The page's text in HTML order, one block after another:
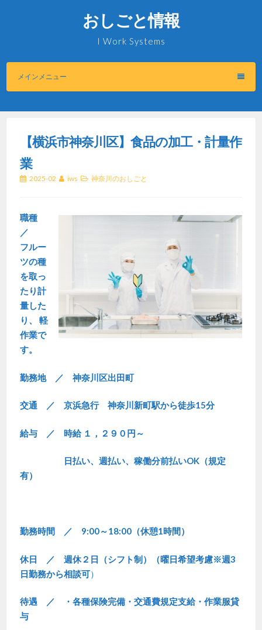
ツ
ス
キ
おしごと情報
I Work Systems
メインメニュー
【横浜市神奈川区】食品の加工・計量作
業
2025-02 iws 神奈川のおしごと
職種
／
フルー
ツの種
を取っ
たり計
量した
り、 軽
作業で
す。
勤務地 ／ 神奈川区出田町
交通 ／ 京浜急行 神奈川新町駅から徒歩15分
給与 ／ 時給 １，２９０円～
日払い、週払い、稼働分前払いOK（規定
有）
勤務時間 ／ 9:00～18:00（休憩1時間）
休日 ／ 週休２日（シフト制）（曜日希望考慮※週3
日勤務から相談可）
待遇 ／ ・各種保険完備・交通費規定支給・作業服貸
与